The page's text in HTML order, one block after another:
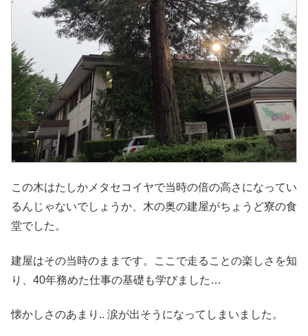
この木はたしかメタセコイヤで当時の倍の高さになってい
るんじゃないでしょうか、木の奥の建屋がちょうど寮の食
堂でした。
建屋はその当時のままです。ここで走ることの楽しさを知
り、40年務めた仕事の基礎も学びました…
懐かしさのあまり.. 涙が出そうになってしまいました。